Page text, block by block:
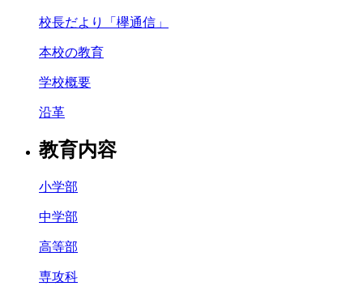
校長だより「欅通信」
本校の教育
学校概要
沿革
教育内容
小学部
中学部
高等部
専攻科